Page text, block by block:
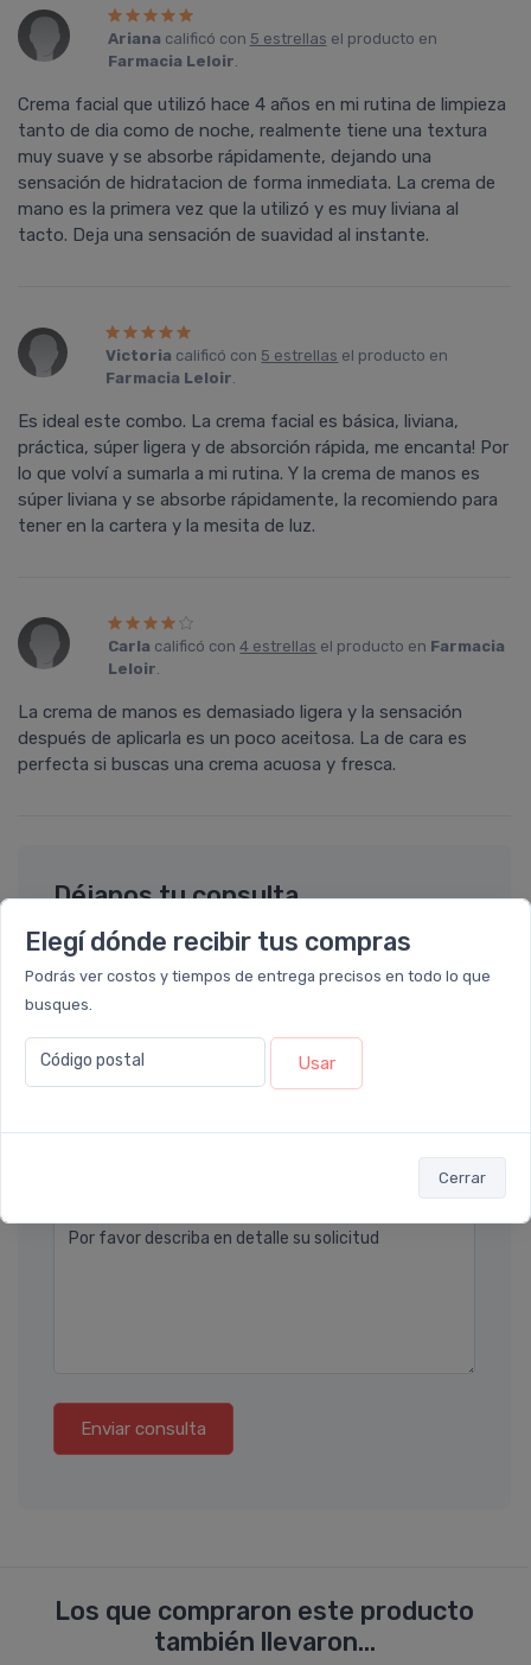
Elegí dónde recibir tus compras
Podrás ver costos y tiempos de entrega precisos en todo lo que
busques.
Código postal Usar
Cerrar
Ariana calificó con 5 estrellas el producto en
Farmacia Leloir.
Crema facial que utilizó hace 4 años en mi rutina de limpieza
tanto de dia como de noche, realmente tiene una textura
muy suave y se absorbe rápidamente, dejando una
sensación de hidratacion de forma inmediata. La crema de
mano es la primera vez que la utilizó y es muy liviana al
tacto. Deja una sensación de suavidad al instante.
Victoria calificó con 5 estrellas el producto en
Farmacia Leloir.
Es ideal este combo. La crema facial es básica, liviana,
práctica, súper ligera y de absorción rápida, me encanta! Por
lo que volví a sumarla a mi rutina. Y la crema de manos es
súper liviana y se absorbe rápidamente, la recomiendo para
tener en la cartera y la mesita de luz.
Carla calificó con4 estrellas el producto en Farmacia
Leloir.
La crema de manos es demasiado ligera y la sensación
después de aplicarla es un poco aceitosa. La de cara es
perfecta si buscas una crema acuosa y fresca.
Déjanos tu consulta
Nombre completo* (ej. Diego Lopez)
Por favor describa en detalle su solicitud
Enviar consulta
Los que compraron este producto
también llevaron...